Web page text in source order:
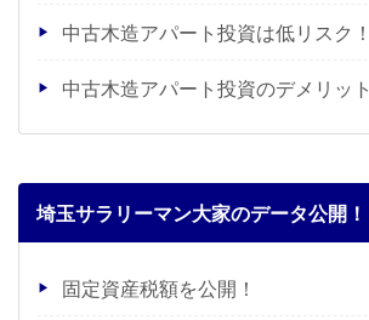
中古木造アパート投資は低リスク！
中古木造アパート投資のデメリット
埼玉サラリーマン大家のデータ公開！
固定資産税額を公開！